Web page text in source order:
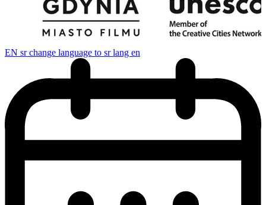
EN sr change language to sr lang en